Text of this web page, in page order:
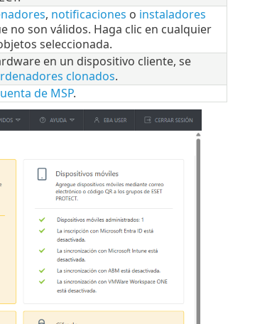
, notificaciones o instaladores
no son válidos. Haga clic en cualquier
seleccionada.
en un dispositivo cliente, se
clonados.
de MSP.